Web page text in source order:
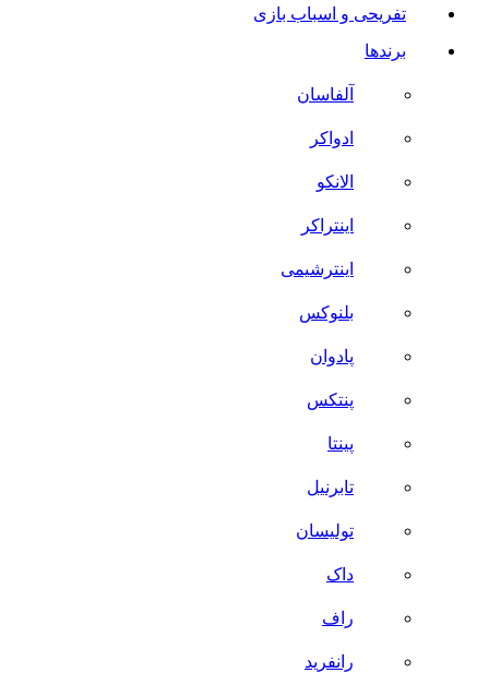
تفریحی و اسباب بازی
برندها
آلفاسان
ادواکر
الانکو
اینتراکر
اینترشیمی
بلنوکس
پادوان
پنتکس
پینتا
تابرنیل
تولیسان
داک
راف
رانفرید